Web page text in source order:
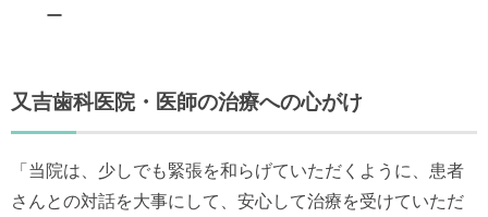
ー
又吉歯科医院・医師の治療への心がけ
「当院は、少しでも緊張を和らげていただくように、患者
さんとの対話を大事にして、安心して治療を受けていただ